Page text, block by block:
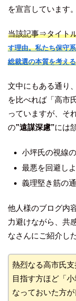
を宣言しています。
当該記事⇒タイト
す理由。私たち保守
総裁選の本質を考え
文中にもある通り
を比べれば「高市
っていますが、そ
の”遠謀深慮”には
小坪氏の視線
最悪を回避し
義理堅き筋の
他人様のブログ内
力避けながら、共
なさんにご紹介し
熱烈なる高市氏
目指す方ほど「
なっておいた方が